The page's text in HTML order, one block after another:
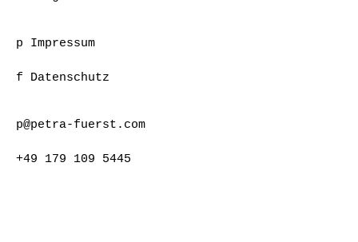
p Impressum
f Datenschutz
p@petra-fuerst.com
+49 179 109 5445